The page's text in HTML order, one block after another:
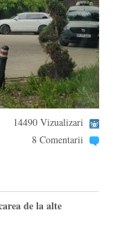
14490 Vizualizari
8 Comentarii
de la alte